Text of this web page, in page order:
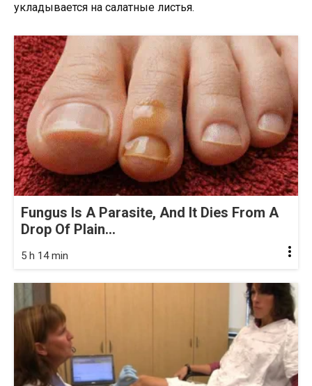
укладывается на салатные листья.
Fungus Is A Parasite, And It Dies From A
Drop Of Plain...
5 h 14 min